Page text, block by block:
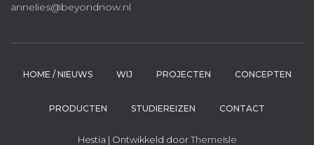
annelies@beyondnow.nl
HOME / NIEUWS WIJ PROJECTEN CONCEPTEN
PRODUCTEN STUDIEREIZEN CONTACT
Hestia | Ontwikkeld doorThemeIsle